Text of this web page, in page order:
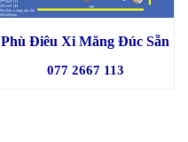
Phù Điêu Xi Măng Đúc Sẵn
077 2667 113